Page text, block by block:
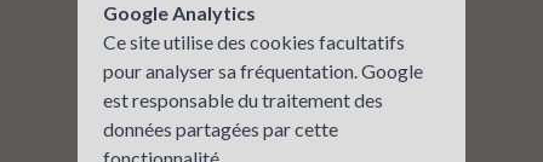
Google Analytics
Ce site utilise des cookies facultatifs
pour analyser sa fréquentation. Google
est responsable du traitement des
données partagées par cette